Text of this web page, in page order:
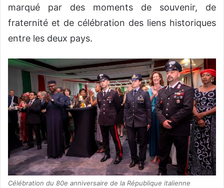
marqué par des moments de souvenir, de
fraternité et de célébration des liens historiques
entre les deux pays.
Célébration du 80e anniversaire de la République italienne